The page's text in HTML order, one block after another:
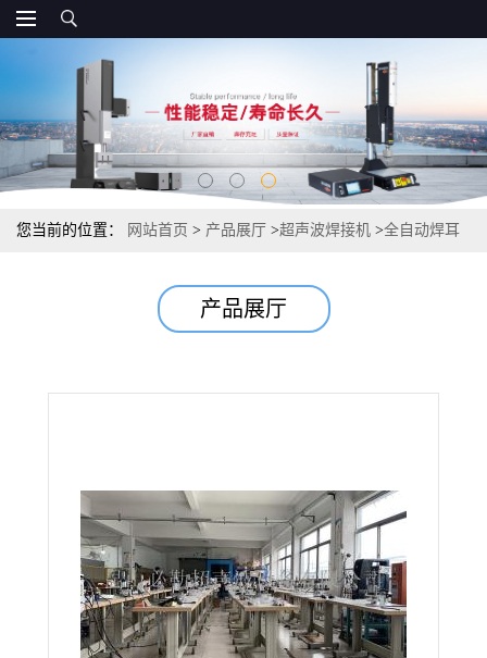
您当前的位置： 网站首页 > 产品展厅 >超声波焊接机 >全自动焊耳
产品展厅